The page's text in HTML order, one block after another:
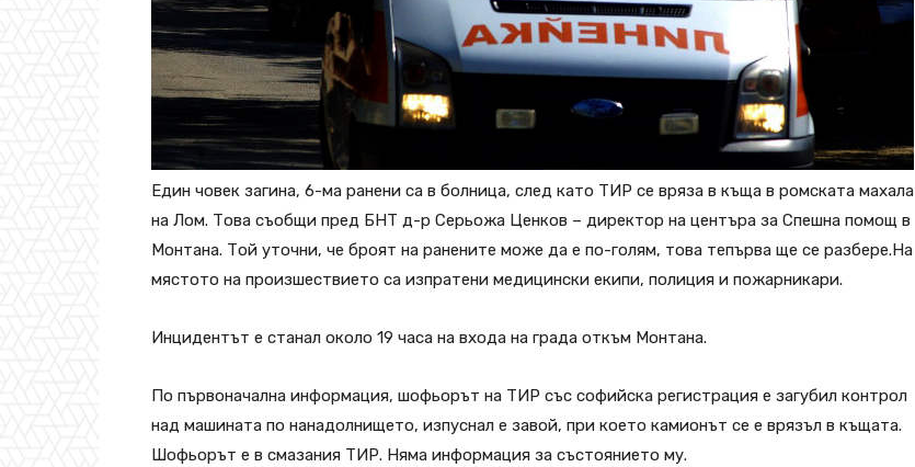
Един човек загина, 6-ма ранени са в болница, след като ТИР се вряза в къща в ромската махала
на Лом. Това съобщи пред БНТ д-р Серьожа Ценков – директор на центъра за Спешна помощ в
Монтана. Той уточни, че броят на ранените може да е по-голям, това тепърва ще се разбере.На
мястото на произшествието са изпратени медицински екипи, полиция и пожарникари.
Инцидентът е станал около 19 часа на входа на града откъм Монтана.
По първоначална информация, шофьорът на ТИР със софийска регистрация е загубил контрол
над машината по нанадолнището, изпуснал е завой, при което камионът се е врязъл в къщата.
Шофьорът е в смазания ТИР. Няма информация за състоянието му.